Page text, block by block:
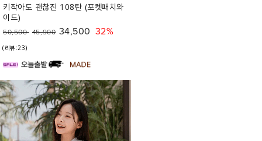
키작아도 괜찮진 108탄 (포켓패치와
이드)
50,500 45,900 34,500 32%
(리뷰:23)